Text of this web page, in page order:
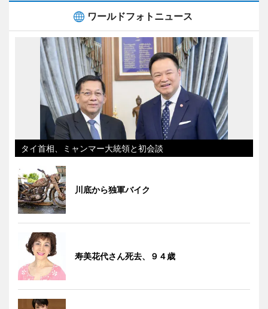
ワールドフォトニュース
タイ首相、ミャンマー大統領と初会談
川底から独軍バイク
寿美花代さん死去、９４歳